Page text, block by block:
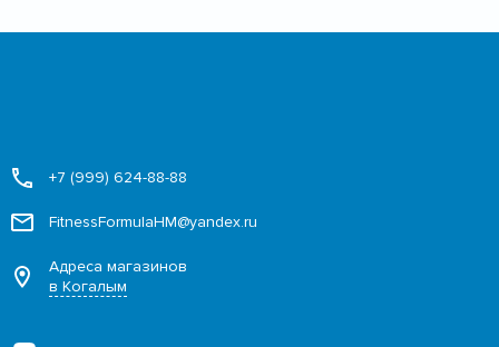
+7 (999) 624-88-88
FitnessFormulaHM@yandex.ru
Адреса магазинов
в Когалым